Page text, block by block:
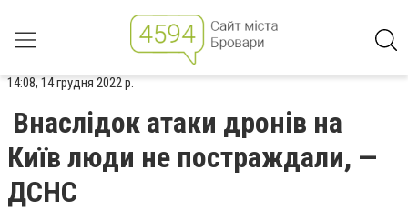
14:08, 14 грудня 2022 р.
Внаслідок атаки дронів на
Київ люди не постраждали, —
ДСНС